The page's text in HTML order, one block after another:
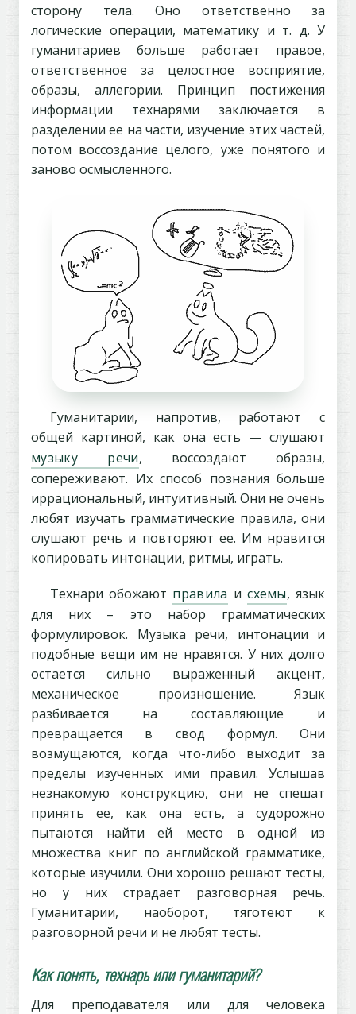
сторону тела. Оно ответственно за
логические операции, математику и т. д. У
гуманитариев больше работает правое,
ответственное за целостное восприятие,
образы, аллегории. Принцип постижения
информации технарями заключается в
разделении ее на части, изучение этих частей,
потом воссоздание целого, уже понятого и
заново осмысленного.
Гуманитарии, напротив, работают с
общей картиной, как она есть — слушают
музыку речи, воссоздают образы,
сопереживают. Их способ познания больше
иррациональный, интуитивный. Они не очень
любят изучать грамматические правила, они
слушают речь и повторяют ее. Им нравится
копировать интонации, ритмы, играть.
Технари обожают правила исхемы, язык
для них – это набор грамматических
формулировок. Музыка речи, интонации и
подобные вещи им не нравятся. У них долго
остается сильно выраженный акцент,
механическое произношение. Язык
разбивается на составляющие и
превращается в свод формул. Они
возмущаются, когда что-либо выходит за
пределы изученных ими правил. Услышав
незнакомую конструкцию, они не спешат
принять ее, как она есть, а судорожно
пытаются найти ей место в одной из
множества книг по английской грамматике,
которые изучили. Они хорошо решают тесты,
но у них страдает разговорная речь.
Гуманитарии, наоборот, тяготеют к
разговорной речи и не любят тесты.
Как понять, технарь или гуманитарий?
Для преподавателя или для человека